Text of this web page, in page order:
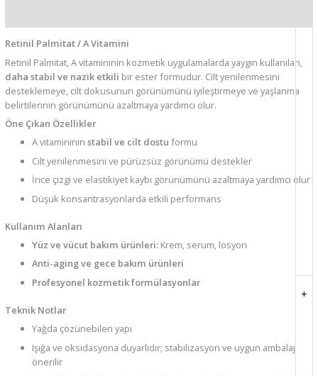
+
Retinil Palmitat / A Vitamini
Retinil Palmitat, A vitamininin kozmetik uygulamalarda yaygın kullanılan,
daha stabil ve nazik etkili bir ester formudur. Cilt yenilenmesini
desteklemeye, cilt dokusunun görünümünü iyileştirmeye ve yaşlanma
belirtilerinin görünümünü azaltmaya yardımcı olur.
Öne Çıkan Özellikler
A vitaminininstabil ve cilt dostu formu
Cilt yenilenmesini ve pürüzsüz görünümü destekler
İnce çizgi ve elastikiyet kaybı görünümünü azaltmaya yardımcı olur
Düşük konsantrasyonlarda etkili performans
Kullanım Alanları
Yüz ve vücut bakım ürünleri: Krem, serum, losyon
Anti-aging ve gece bakım ürünleri
Profesyonel kozmetik formülasyonlar
Teknik Notlar
Yağda çözünebilen yapı
Işığa ve oksidasyona duyarlıdır; stabilizasyon ve uygun ambalaj
önerilir